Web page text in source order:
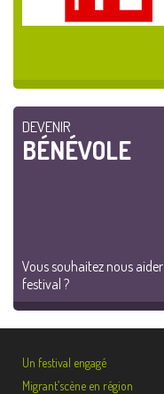
DEVENIR
BÉNÉVOLE
Vous souhaitez nous
festival ?
Un festival engagé
Migrant’scène en région